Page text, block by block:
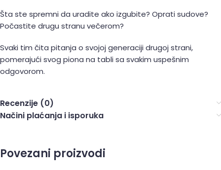
Šta ste spremni da uradite ako izgubite? Oprati sudove?
Počastite drugu stranu večerom?
Svaki tim čita pitanja o svojoj generaciji drugoj strani,
pomerajući svog piona na tabli sa svakim uspešnim
odgovorom.
Recenzije (0)
Načini plaćanja i isporuka
Povezani proizvodi